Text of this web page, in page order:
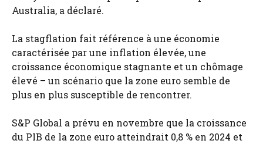
Australia, a déclaré.
La stagflation fait référence à une économie
caractérisée par une inflation élevée, une
croissance économique stagnante et un chômage
élevé – un scénario que la zone euro semble de
plus en plus susceptible de rencontrer.
S&P Global a prévu en novembre que la croissance
du PIB de la zone euro atteindrait 0,8 % en 2024 et